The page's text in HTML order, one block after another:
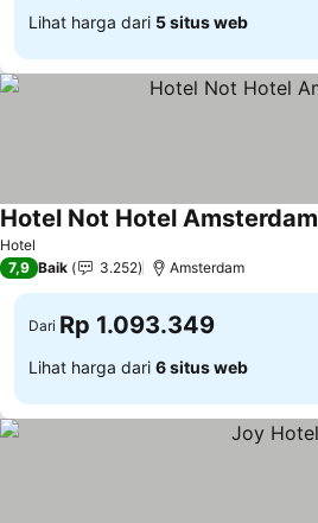
Lihat harga dari 5 situs web
Hotel
Hotel Not Hotel Amsterdam
7,9 Baik 3.252 Amsterdam
Dari Rp 1.093.349
Lihat harga dari 6 situs web